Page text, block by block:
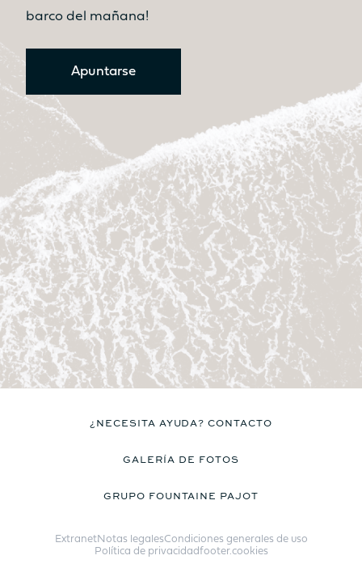
barco del mañana!
Apuntarse
¿NECESITA AYUDA? CONTACTO
GALERÍA DE FOTOS
GRUPO FOUNTAINE PAJOT
ExtranetNotas legalesCondiciones generales de uso
Política de privacidadfooter.cookies